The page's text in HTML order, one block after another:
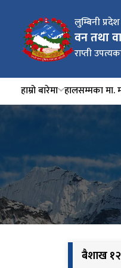
लुम्बिनी
वन तथा
राप्ती
हाम्रो बारेमा हालसम्मका मा.
बैशाख